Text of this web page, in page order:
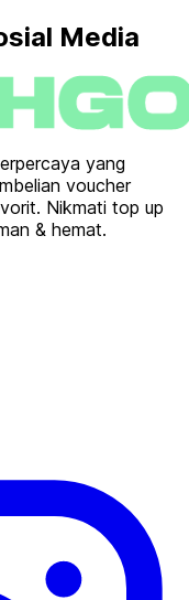
Media
yang
voucher
Nikmati top up
& hemat.